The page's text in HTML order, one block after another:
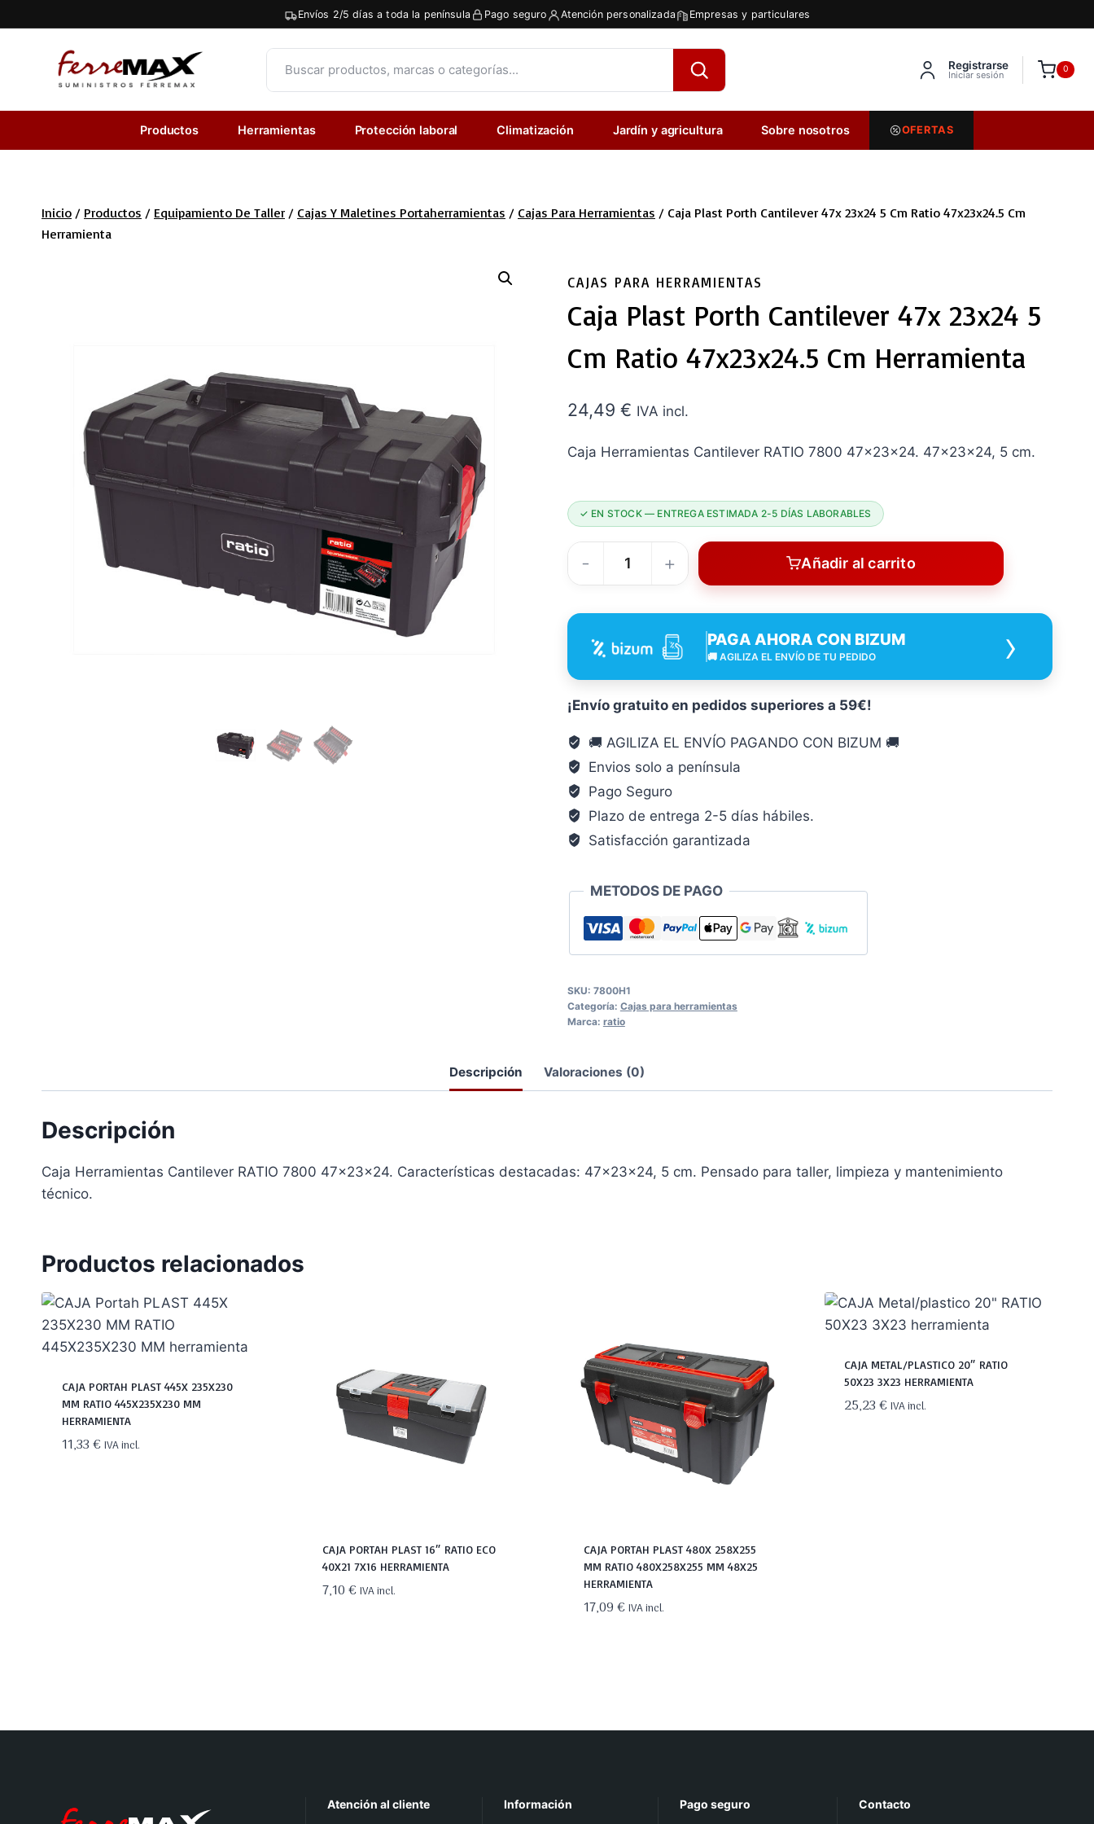
al
contenido
Envíos 2/5 días a toda la península Pago seguro Atención personalizada Empresas y particulares
Registrarse
Iniciar sesión 0
Productos Herramientas Protección laboral Climatización Jardín y agricultura Sobre nosotros OFERTAS
Inicio / Productos / Equipamiento De Taller / Cajas Y Maletines Portaherramientas / Cajas Para Herramientas / Caja Plast Porth Cantilever 47x 23x24 5 Cm Ratio 47x23x24.5 Cm
Herramienta
CAJAS PARA HERRAMIENTAS
Caja Plast Porth Cantilever 47x 23x24 5
Cm Ratio 47x23x24.5 Cm Herramienta
24,49 € IVA incl.
Caja Herramientas Cantilever RATIO 7800 47x23x24. 47x23x24, 5 cm.
✓ EN STOCK — ENTREGA ESTIMADA 2-5 DÍAS LABORABLES
CAJA
PORTH
Cantilever
23X24
5
RATIO
47X23X24.5
CM
herramienta
cantidad
Añadir al carrito
PAGA AHORA CON BIZUM
🚚 AGILIZA EL ENVÍO DE TU PEDIDO ›
¡Envío gratuito en pedidos superiores a 59€!
🚚 AGILIZA EL ENVÍO PAGANDO CON BIZUM 🚚
Envios solo a península
Pago Seguro
Plazo de entrega 2-5 días hábiles.
Satisfacción garantizada
METODOS DE PAGO
SKU: 7800H1
Categoría: Cajas para herramientas
Marca: ratio
Descripción Valoraciones (0)
Descripción
Caja Herramientas Cantilever RATIO 7800 47x23x24. Características destacadas: 47x23x24, 5 cm. Pensado para taller, limpieza y mantenimiento
técnico.
Productos relacionados
CAJA PORTAH PLAST 445X 235X230
MM RATIO 445X235X230 MM
HERRAMIENTA
11,33€ IVA incl.
CAJA PORTAH PLAST 16″ RATIO ECO
40X21 7X16 HERRAMIENTA
7,10€IVA incl.
CAJA PORTAH PLAST 480X 258X255
MM RATIO 480X258X255 MM 48X25
HERRAMIENTA
17,09€ IVA incl.
CAJA METAL/PLASTICO 20″ RATIO
50X23 3X23 HERRAMIENTA
25,23€IVA incl.
Atención al cliente Información Pago seguro Contacto